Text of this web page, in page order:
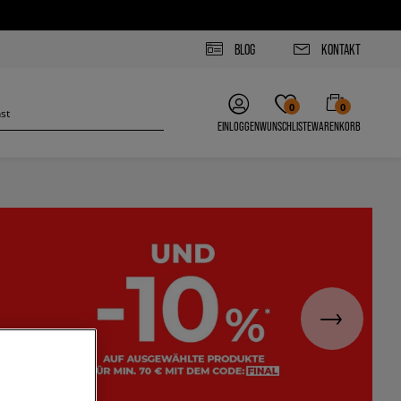
BLOG KONTAKT
EINLOGGEN
0
WUNSCHLISTE
0
WARENKORB